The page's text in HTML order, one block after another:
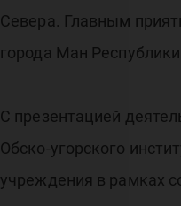
Севера. Главным
города Ман
С презентацией
Обско-угорского
учреждения в рамках